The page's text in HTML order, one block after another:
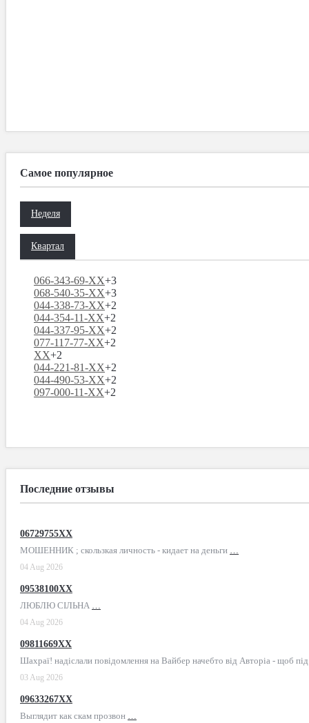
Самое популярное
Неделя
Квартал
066-343-69-XX+3
068-540-35-XX+3
044-338-73-XX+2
044-354-11-XX+2
044-337-95-XX+2
077-117-77-XX+2
XX+2
044-221-81-XX+2
044-490-53-XX+2
097-000-11-XX+2
Последние отзывы
06729755XX
МОШЕННИК ; скользкая личность - кидает на деньги …
04 Aug 2026
09538100XX
ЛЮБЛЮ СІЛЬНА …
04 Aug 2026
09811669XX
Шахраї! надіслали повідомлення на Вайбер начебто від Авторіа - щоб під
03 Aug 2026
09633267XX
Выглядит как скам прозвон …